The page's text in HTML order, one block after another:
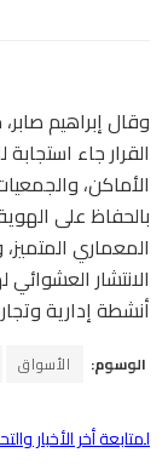
وقال إبراهيم
القرار جاء
الأماكن،
بالحفاظ على
المعماري
الانتشار
أنشطة إدارية
الوسوم: الأسواق
لمتابعة أخر الأخبار